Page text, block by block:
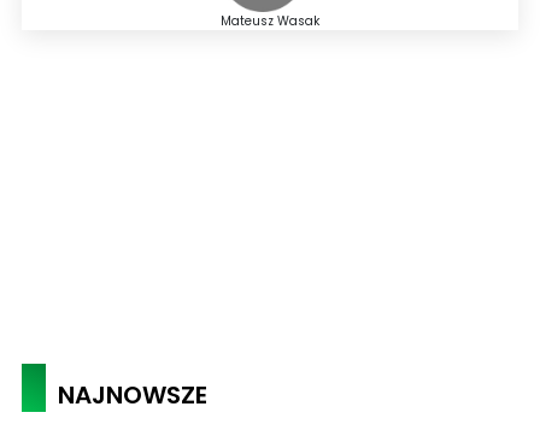
Mateusz Wasak
NAJNOWSZE